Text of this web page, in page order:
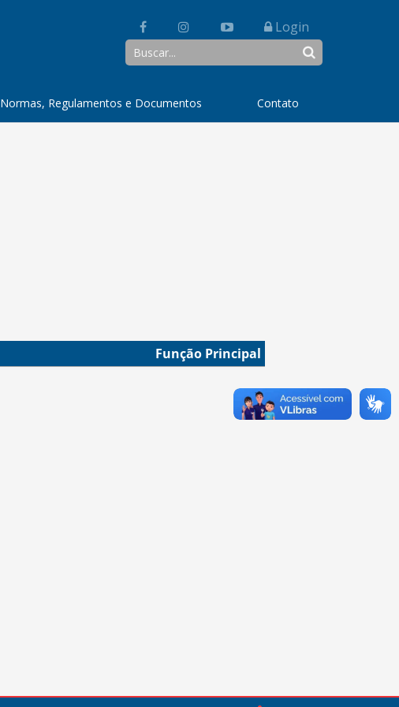
Login
Normas, Regulamentos e Documentos Contato
Função Principal